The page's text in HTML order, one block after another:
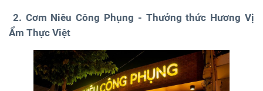
2. Cơm Niêu Công Phụng - Thưởng thức Hương Vị
Ẩm Thực Việt